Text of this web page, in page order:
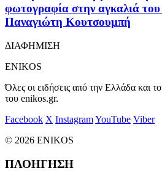
φωτογραφία στην αγκαλιά
Παναγιώτη Κουτσουμπή
ΔΙΑΦΗΜΙΣΗ
ENIKOS
Όλες οι ειδήσεις από την Ελλάδα και
του enikos.gr.
Facebook X InstagramYouTube Viber
© 2026 ENIKOS
ΠΛΟΗΓΗΣΗ